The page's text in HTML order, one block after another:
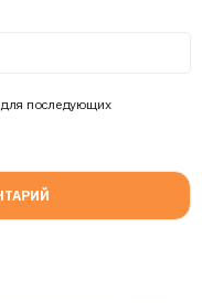
для последующих